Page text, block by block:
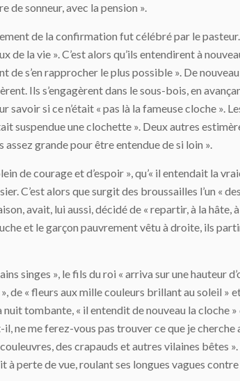
de sonneur, avec la pension ».
de la confirmation fut célébré par le
la vie ». C’est alors qu’ils entendirent à
s’en rapprocher le plus possible ». De
Ils s’engagèrent dans le sous-bois, en
si ce n’était « pas là la fameuse cloche ».
suspendue une clochette ». Deux autres
grande pour être entendue de si loin ».
de courage et d’espoir », qu’« il entendait la
C’est alors que surgit des broussailles l’un «
avait, lui aussi, décidé de « repartir, à la hâte,
et le garçon pauvrement vêtu à droite, ils
singes », le fils du roi « arriva sur une hauteur
de « fleurs aux mille couleurs brillant au soleil »
tombante, « il entendit de nouveau la cloche
ne me ferez-vous pas trouver ce que je cherche
des crapauds et autres vilaines bêtes
à perte de vue, roulant ses longues vagues